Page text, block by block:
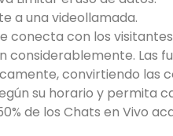
a una videollamada.
conecta con los
considerablemente. Las
convirtiendo las
su horario y permita
de los Chats en Vivo